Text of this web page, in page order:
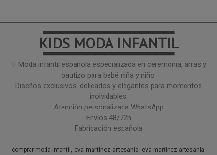
━━━━━━━━━━━━━━━
KIDS MODA INFANTIL
━━━━━━━━━━━━━━━
✨ Moda infantil española especializada en ceremonia, arras y
bautizo para bebé niña y niño.
Diseños exclusivos, delicados y elegantes para momentos
inolvidables.
Atención personalizada WhatsApp
Envíos 48/72h
Fabricación española
comprar-moda-infantil eva-martinez-artesania
eva-martinez-artesania-